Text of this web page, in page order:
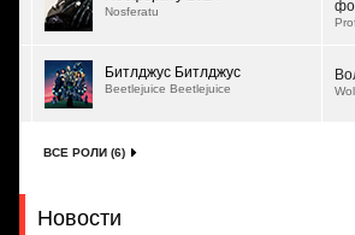
Nosferatu
Битлджус Битлджус
Beetlejuice Beetlejuice
ВСЕ РОЛИ (6)
Новости